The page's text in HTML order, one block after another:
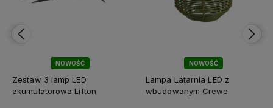
NOWOŚĆ
Zestaw 3 lamp LED
akumulatorowa Lifton
NOWOŚĆ
Lampa Latarnia LED z
wbudowanym Crewe